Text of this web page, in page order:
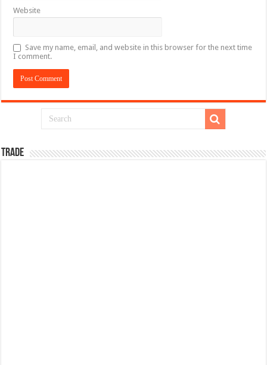
Website
Save my name, email, and website in this browser for the next time
I comment.
TRADE